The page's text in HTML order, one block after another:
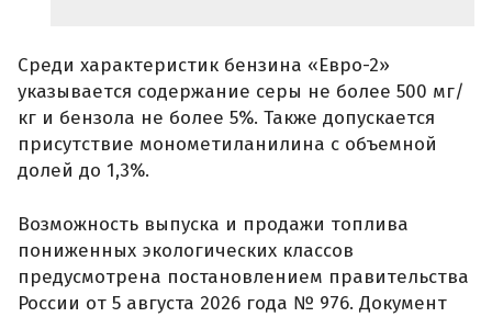
Среди характеристик бензина «Евро-2»
указывается содержание серы не более 500 мг/
кг и бензола не более 5%. Также допускается
присутствие монометиланилина с объемной
долей до 1,3%.
Возможность выпуска и продажи топлива
пониженных экологических классов
предусмотрена постановлением правительства
России от 5 августа 2026 года № 976. Документ